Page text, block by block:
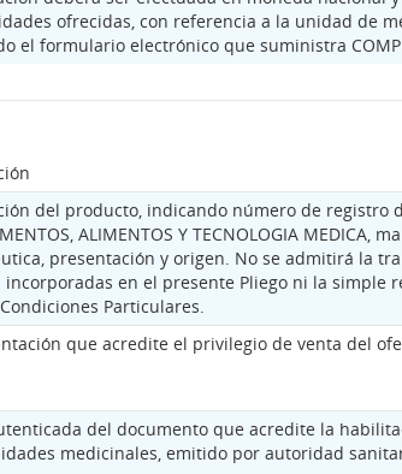
ofrecidas, con referencia a la unidad de
el formulario electrónico que suministra
del producto, indicando número de registro
ALIMENTOS Y TECNOLOGIA MEDICA,
presentación y origen. No se admitirá la
incorporadas en el presente Pliego ni la simple
Particulares.
que acredite el privilegio de venta del
del documento que acredite la
medicinales, emitido por autoridad